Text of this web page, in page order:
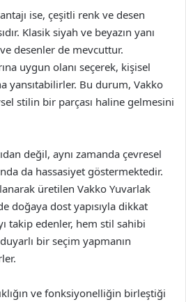
ise, çeşitli renk ve desen
Klasik siyah ve beyazın yanı
desenler de mevcuttur.
uygun olanı seçerek, kişisel
yansıtabilirler. Bu durum, Vakko
stilin bir parçası haline gelmesini
değil, aynı zamanda çevresel
da hassasiyet göstermektedir.
üretilen Vakko Yuvarlak
doğaya dost yapısıyla dikkat
takip edenler, hem stil sahibi
bir seçim yapmanın
ve fonksiyonelliğin birleştiği